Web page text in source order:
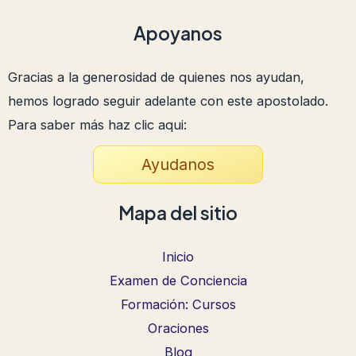
Apoyanos
Gracias a la generosidad de quienes nos ayudan,
hemos logrado seguir adelante con este apostolado.
Para saber más haz clic aqui:
Ayudanos
Mapa del sitio
Inicio
Examen de Conciencia
Formación: Cursos
Oraciones
Blog